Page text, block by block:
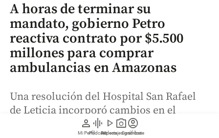
person
Mi Perfil
graphic_eq
Pódcast
play_arrow
Videos
photo_camera
Reportajes gráficos
account_circle
Suscríbete
A horas de terminar su
mandato, gobierno Petro
reactiva contrato por $5.500
millones para comprar
ambulancias en Amazonas
Una resolución del Hospital San Rafael
de Leticia incorporó cambios en el
comité que se encarga de evaluar las